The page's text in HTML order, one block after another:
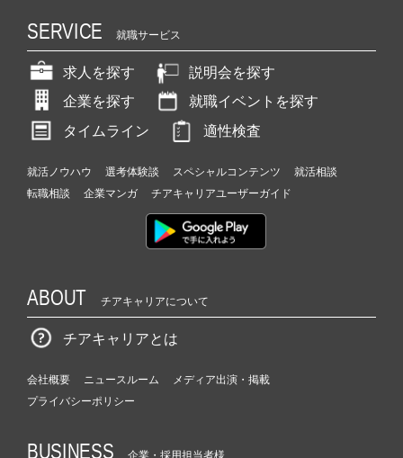
SERVICE 就職サービス
求人を探す
説明会を探す
企業を探す
就職イベントを探す
タイムライン
適性検査
就活ノウハウ 選考体験談 スペシャルコンテンツ
就活相談
転職相談
企業マンガ チアキャリアユーザーガイド
ABOUT チアキャリアについて
チアキャリアとは
会社概要 ニュースルーム
メディア出演・掲載
プライバシーポリシー
BUSINESS 企業・採用担当者様